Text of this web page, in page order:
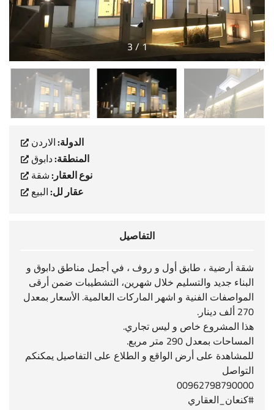
1
/
3
الدولة:الاردن
المنطقة:دابوق
نوع العقار:شقة
عقار لل:البيع
التفاصيل
شقة أرضية ، طابق أول و روف ، في أجمل مناطق دابوق و
البناء جديد والتسليم خلال شهرين، التشطيبات ضمن أرقى
المواصفات الفنية و اشهر الماركات العالمية. الأسعار بمعدل
270 ألف دينار.
هذا المشروع خاص و ليس تجاري.
المساحات بمعدل 290 متر مربع.
للمشاهدة على أرض الواقع و الطلاع على التفاصيل يمكنكم
التواصل
00962798790000
#كنعان_العقاري